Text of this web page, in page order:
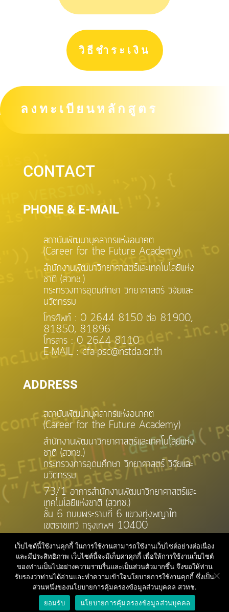
วิธีชำระเงิน
ลงทะเบียนหลักสูตร
CONTACT
PHONE & E-MAIL
สถาบันพัฒนาบุคลากรแห่งอนาคต
(Career for the Future Academy)
สำนักงานพัฒนาวิทยาศาสตร์และเทคโนโลยีแห่ง
ชาติ (สวทช.)
กระทรวงการอุดมศึกษา วิทยาศาสตร์ วิจัยและ
นวัตกรรม
โทรศัพท์ : 0 2644 8150 ต่อ 81900,
81850, 81896
โทรสาร : 0 2644 8110
E-MAIL : cfa-psc@nstda.or.th
ADDRESS
สถาบันพัฒนาบุคลากรแห่งอนาคต
(Career for the Future Academy)
สำนักงานพัฒนาวิทยาศาสตร์และเทคโนโลยีแห่ง
ชาติ (สวทช.)
กระทรวงการอุดมศึกษา วิทยาศาสตร์ วิจัยและ
นวัตกรรม
73/1 อาคารสำนักงานพัฒนาวิทยาศาสตร์และ
เทคโนโลยีแห่งชาติ (สวทช.)
ชั้น 6 ถนนพระรามที่ 6 แขวงทุ่งพญาไท
เขตราชเทวี กรุงเทพฯ 10400
เว็บไซต์นี้ใช้งานคุกกี้ ในการใช้งานสามารถใช้งานเว็บไซต์อย่างต่อเนื่อง
และมีประสิทธิภาพ เว็บไซต์นี้จะมีเก็บค่าคุกกี้ เพื่อให้การใช้งานเว็บไซต์
ของท่านเป็นไปอย่างความราบรื่นและเป็นส่วนตัวมากขึ้น จึงขอให้ท่าน
รับรองว่าท่านได้อ่านและทำความเข้าใจนโยบายการใช้งานคุกกี้ ซึ่งเป็น
ส่วนหนึ่งของนโยบายการคุ้มครองข้อมูลส่วนบุคคล สวทช.
ยอมรับ
นโยบายการคุ้มครองข้อมูลส่วนบุคคล